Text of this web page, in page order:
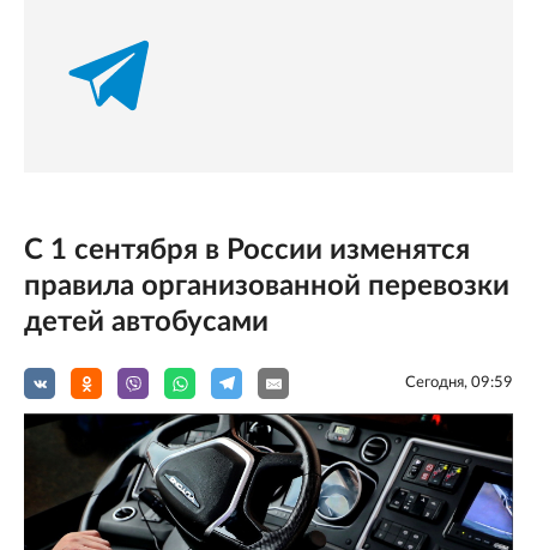
С 1 сентября в России изменятся
правила организованной перевозки
детей автобусами
Сегодня, 09:59